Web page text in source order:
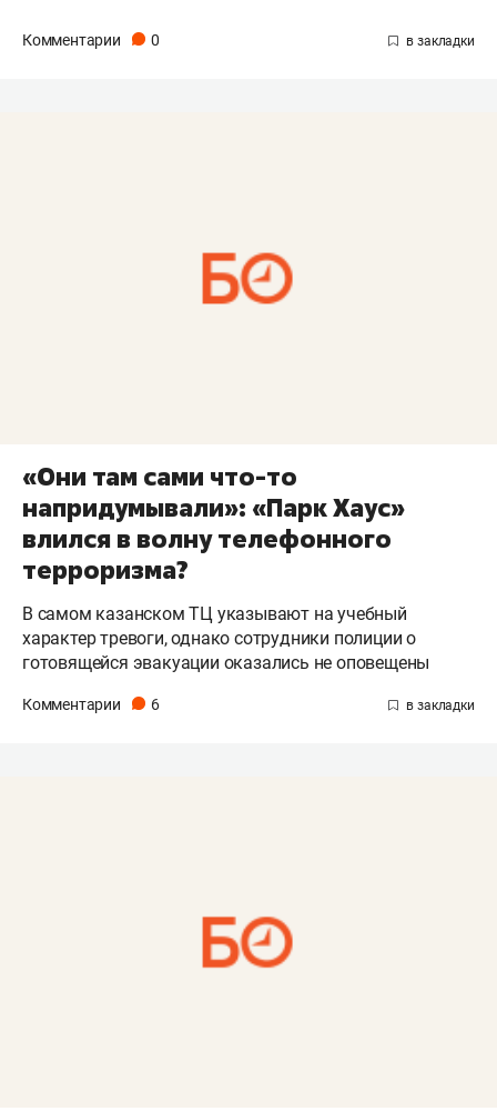
Комментарии 0
«Они там сами что-то
напридумывали»: «Парк Хаус»
влился в волну телефонного
терроризма?
В самом казанском ТЦ указывают на учебный
характер тревоги, однако сотрудники полиции о
готовящейся эвакуации оказались не оповещены
Комментарии 6